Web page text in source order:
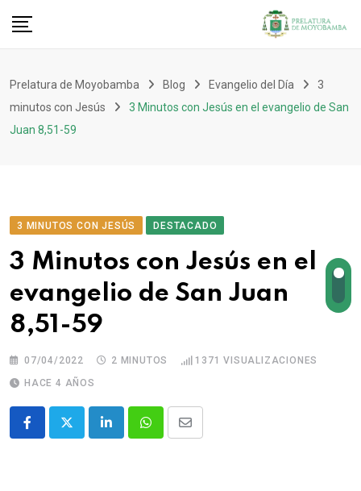
Prelatura de Moyobamba Blog Evangelio del Día
3
minutos con Jesús
3 Minutos con Jesús en el evangelio de San
Juan 8,51-59
3 MINUTOS CON JESÚS DESTACADO
3 Minutos con Jesús en el
evangelio de San Juan
8,51-59
07/04/2022 2 MINUTOS 1371 VISUALIZACIONES
HACE 4 AÑOS